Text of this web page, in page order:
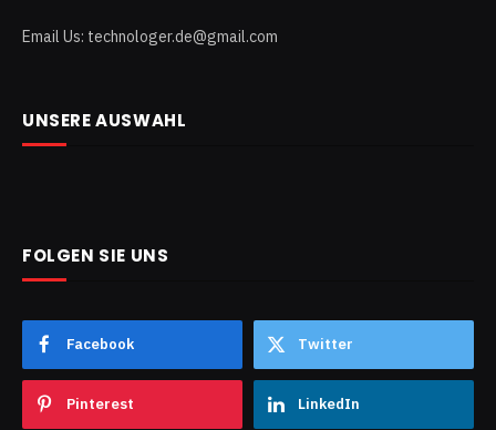
Email Us: technologer.de@gmail.com
UNSERE AUSWAHL
FOLGEN SIE UNS
Facebook Twitter
Pinterest LinkedIn